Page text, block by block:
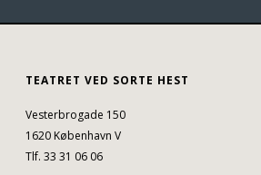
TEATRET VED SORTE HEST
Vesterbrogade 150
1620 København V
Tlf. 33 31 06 06